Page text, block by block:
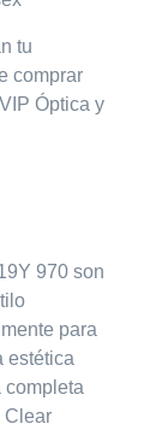
tu
comprar
VIP Óptica y
970 son
para
estética
completa
Clear